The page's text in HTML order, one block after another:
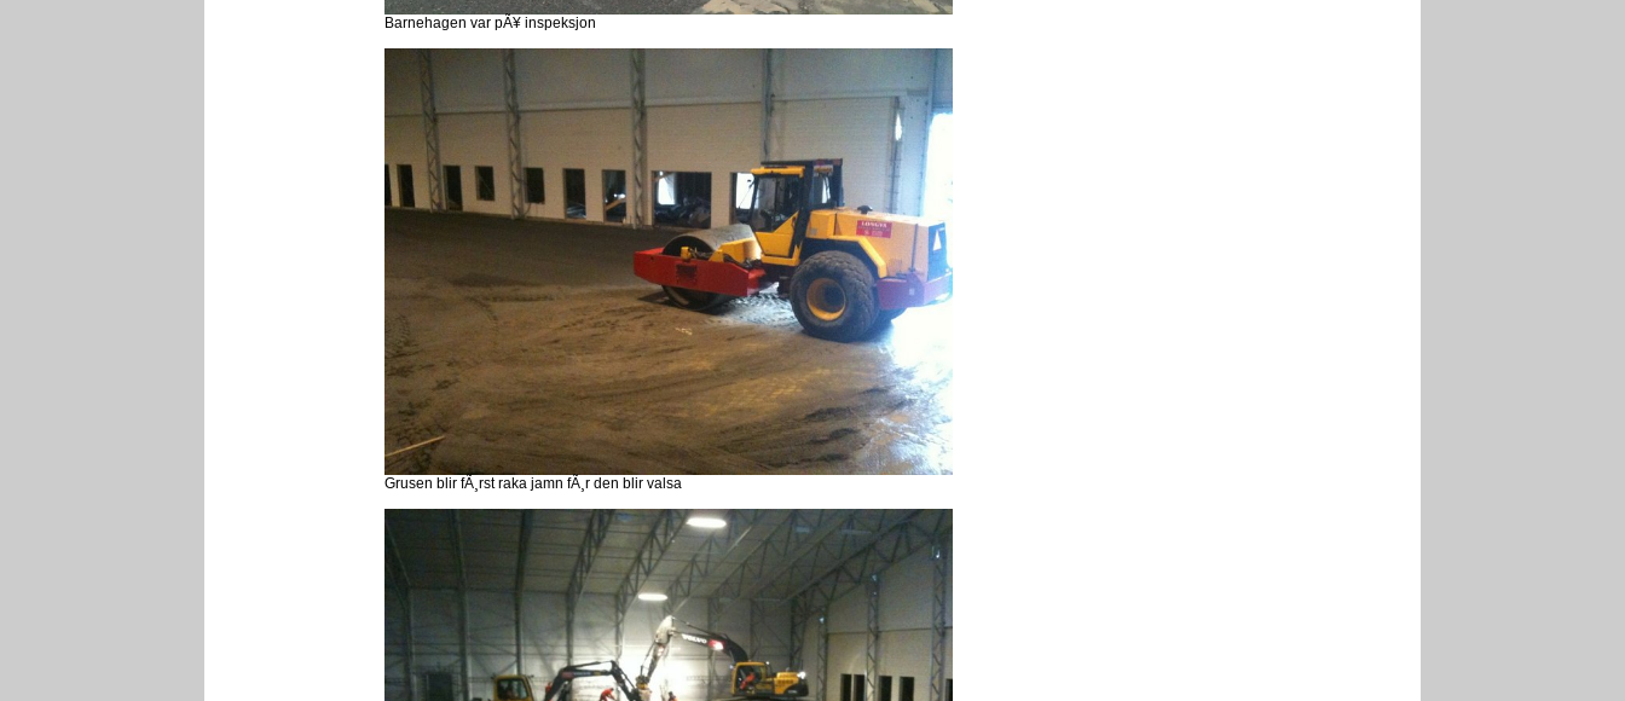
Barnehagen var pÃ¥ inspeksjon
Grusen blir fÃ¸rst raka jamn fÃ¸r den blir valsa